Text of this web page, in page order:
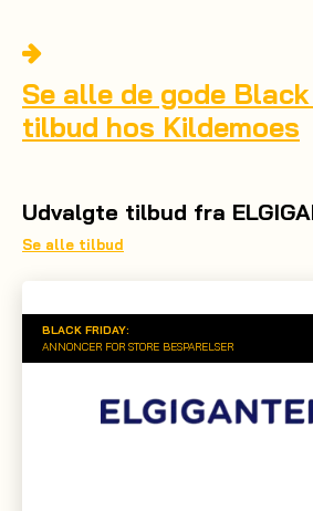
Se alle de gode
tilbud hos Kildemoes
Udvalgte tilbud fra
Se alle tilbud
BLACK FRIDAY:
ANNONCER FOR STORE BESPARELSER